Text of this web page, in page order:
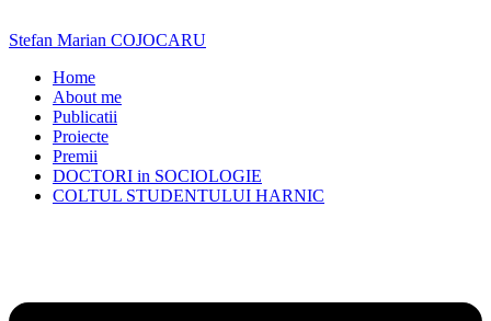
to
Stefan Marian COJOCARU
Home
About me
Publicatii
Proiecte
Premii
DOCTORI in SOCIOLOGIE
COLTUL STUDENTULUI HARNIC